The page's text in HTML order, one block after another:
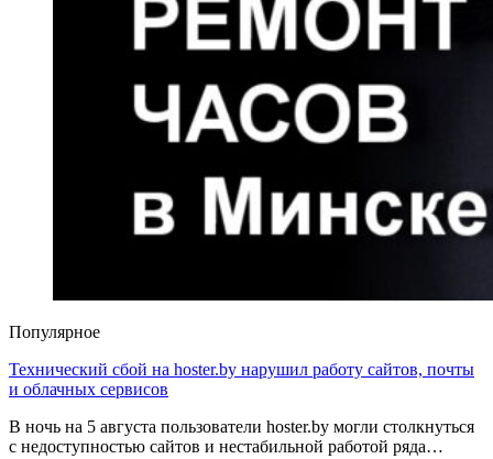
Популярное
Технический сбой на hoster.by нарушил работу сайтов, почты
и облачных сервисов
В ночь на 5 августа пользователи hoster.by могли столкнуться
с недоступностью сайтов и нестабильной работой ряда…